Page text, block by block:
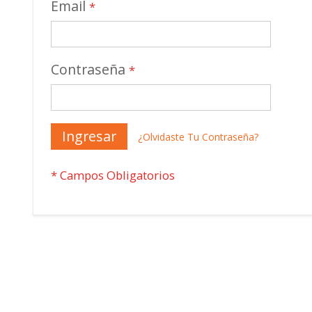
Email
Contraseña
Ingresar ¿Olvidaste Tu Contraseña?